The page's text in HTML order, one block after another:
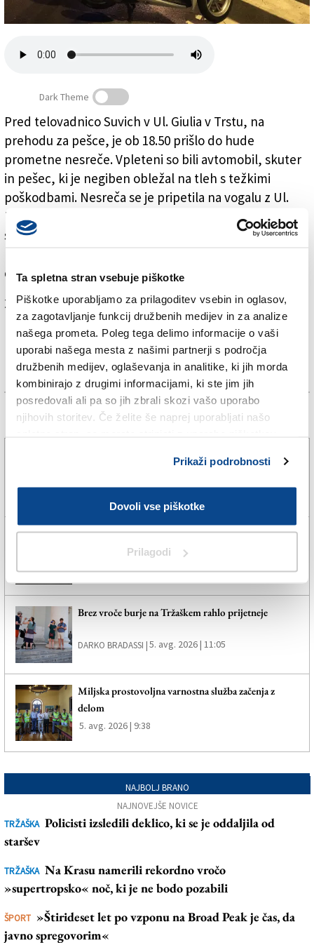
Ta spletna stran vsebuje piškotke
Piškotke uporabljamo za prilagoditev vsebin in oglasov,
za zagotavljanje funkcij družbenih medijev in za analize
našega prometa. Poleg tega delimo informacije o vaši
uporabi našega mesta z našimi partnerji s področja
družbenih medijev, oglaševanja in analitike, ki jih morda
kombinirajo z drugimi informacijami, ki ste jim jih
posredovali ali pa so jih zbrali skozi vašo uporabo
njihovih storitev. Če želite še naprej uporabljati našo
Prikaži podrobnosti
Dovoli vse piškotke
Prilagodi
Založnik
V Ul. Giulia hudo poškodovan pešec
Dark Theme
Pred telovadnico Suvich v Ul. Giulia v Trstu, na
prehodu za pešce, je ob 18.50 prišlo do hude
prometne nesreče. Vpleteni so bili avtomobil, skuter
in pešec, ki je negiben obležal na tleh s težkimi
poškodbami. Nesreča se je pripetila na vogalu z Ul.
Margherita, lokalna policija pa podrobnosti še ni
sporočila. Poškodovanega so z rešilcem prepeljali v
celo v smrtni nevarnosti.
Za branje in pisanje komentarjevje potrebna prijava
Več novic
Na avtocestnem izvozu pri Trebčah zgorel avtomobil
SPLETNO UREDNIŠTVO |5. avg. 2026 | 19:44
Vseh 240 zaposlenih se bo v tovarno vrnilo
prihodnje leto
JADRAN VECCHIET |5. avg. 2026 | 19:03
Brez vroče burje na Tržaškem rahlo prijetneje
DARKO BRADASSI |5. avg. 2026 | 11:05
Miljska prostovoljna varnostna služba začenja z
delom
5. avg. 2026 | 9:38
NAJBOLJ BRANO
NAJNOVEJŠE NOVICE
TRŽAŠKA Policisti izsledili deklico, ki se je oddaljila od
staršev
TRŽAŠKA Na Krasu namerili rekordno vročo
»supertropsko« noč, ki je ne bodo pozabili
ŠPORT »Štirideset let po vzponu na Broad Peak je čas, da
javno spregovorim«